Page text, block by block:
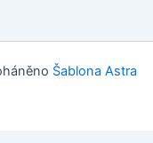
Šablona Astra